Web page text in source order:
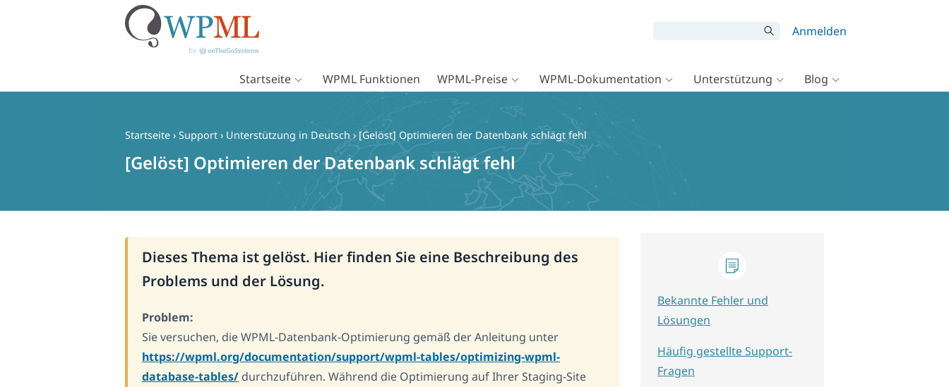
Anmelden
Startseite WPML Funktionen WPML-Preise WPML-Dokumentation Unterstützung Blog
Startseite › Support › Unterstützung in Deutsch › [Gelöst] Optimieren der Datenbank schlägt fehl
[Gelöst] Optimieren der Datenbank schlägt fehl
Dieses Thema ist gelöst. Hier finden Sie eine Beschreibung des
Problems und der Lösung.
Problem:
Sie versuchen, die WPML-Datenbank-Optimierung gemäß der Anleitung unter
https://wpml.org/documentation/support/wpml-tables/optimizing-wpml-
database-tables/ durchzuführen. Während die Optimierung auf Ihrer Staging-Site
Bekannte Fehler und
Lösungen
Häufig gestellte Support-
Fragen